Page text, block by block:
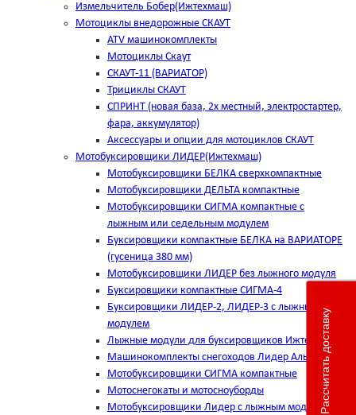
Измельчитель Бобер(Ижтехмаш)
Мотоциклы внедорожные СКАУТ
ATV машинокомплекты
Мотоциклы Скаут
СКАУТ-11 (ВАРИАТОР)
Трициклы СКАУТ
СПРИНТ (новая база, 2х местный, электростартер,
фара, аккумулятор)
Аксессуары и опции для мотоциклов СКАУТ
Мотобуксировщики ЛИДЕР(Ижтехмаш)
Мотобуксировщики БЕЛКА сверхкомпактные
Мотобуксировщики ДЕЛЬТА компактные
Мотобуксировщики СИГМА компактные с
лыжным или седельным модулем
Буксировщики компактные БЕЛКА на ВАРИАТОРЕ
(гусеница 380 мм)
Мотобуксировщики ЛИДЕР без лыжного модуля
Буксировщики компактные СИГМА-4
Буксировщики ЛИДЕР-2, ЛИДЕР-3 c лыжным
модулем
Лыжные модули для буксировщиков Ижтехмаш
Машинокомплекты снегоходов Лидер Альфа
Мотобуксировщики СИГМА компактные
Мотоснегокаты и мотосноуборды
Мотобуксировщики Лидер с лыжным модулем
Рассчитать доставку